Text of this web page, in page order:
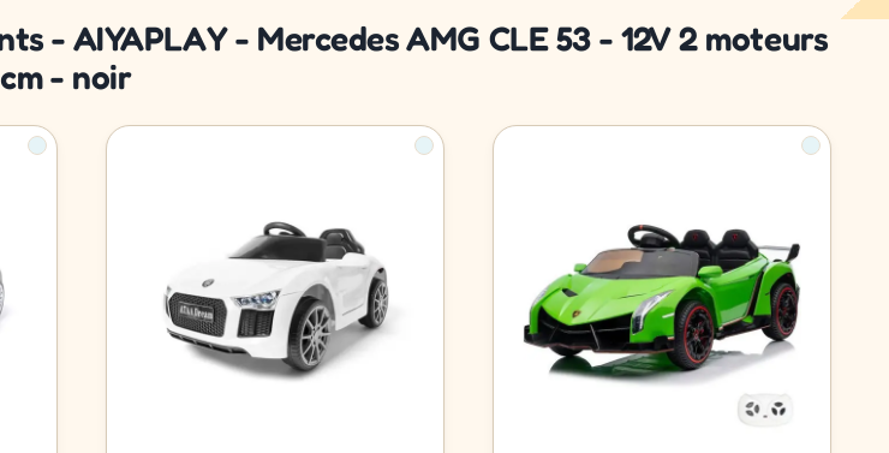
- AIYAPLAY - Mercedes AMG CLE 53 - 12V 2 moteurs
- noir